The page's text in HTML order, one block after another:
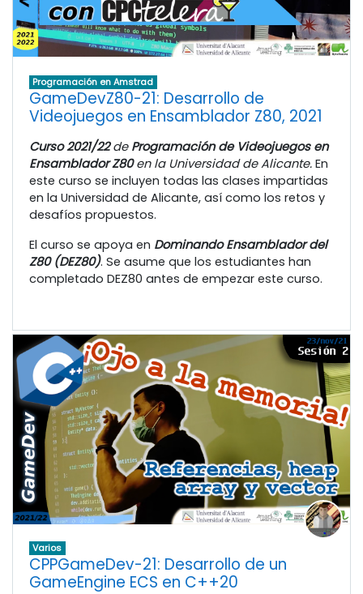
Programación en Amstrad
GameDevZ80-21: Desarrollo de
Videojuegos en Ensamblador Z80, 2021
Curso 2021/22de Programación de Videojuegos en
Ensamblador Z80en la Universidad de Alicante. En
este curso se incluyen todas las clases impartidas
en la Universidad de Alicante, así como los retos y
desafíos propuestos.
El curso se apoya en Dominando Ensamblador del
Z80 (DEZ80). Se asume que los estudiantes han
completado DEZ80 antes de empezar este curso.
Varios
CPPGameDev-21: Desarrollo de un
GameEngine ECS en C++20